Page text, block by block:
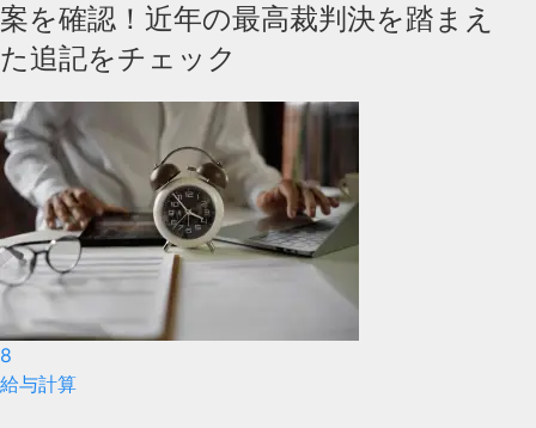
案を確認！近年の最高裁判決を踏まえ
た追記をチェック
8
給与計算